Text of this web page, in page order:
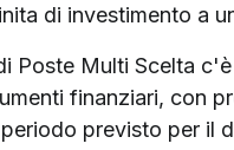
di investimento a
Poste Multi Scelta
finanziari, con
previsto per il